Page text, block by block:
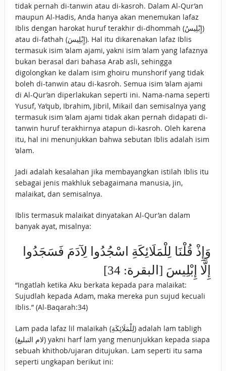
tidak pernah di-tanwin atau di-kasroh. Dalam Al-Qur’an
maupun Al-Hadis, Anda hanya akan menemukan lafaz
Iblis dengan harokat huruf terakhir di-dhommah (إِبْلِيسُ)
atau di-fathah (إِبْلِيسَ). Hal itu dikarenakan lafaz Iblis
termasuk isim ‘alam ajami, yakni isim ‘alam yang lafaznya
bukan berasal dari bahasa Arab asli, sehingga
digolongkan ke dalam isim ghoiru munshorif yang tidak
boleh di-tanwin atau di-kasroh. Semua isim ‘alam ajami
di Al-Qur’an diperlakukan seperti ini. Nama-nama seperti
Yusuf, Ya’qub, Ibrahim, Jibril, Mikail dan semisalnya yang
termasuk isim ‘alam ajami tidak akan pernah didapati di-
tanwin huruf terakhirnya atapun di-kasroh. Oleh karena
itu, hal ini menunjukkan bahwa sebutan Iblis adalah isim
‘alam.
Jadi adalah kesalahan jika membayangkan istilah Iblis itu
sebagai jenis makhluk sebagaimana manusia, jin,
malaikat, dan semisalnya.
Iblis termasuk malaikat dinyatakan Al-Qur’an dalam
banyak ayat, misalnya:
وَإِذْ قُلْنَا لِلْمَلَائِكَةِ اسْجُدُوا لِآدَمَ فَسَجَدُوا
إِلَّا إِبْلِيسَ [البقرة: 34]
“Ingatlah ketika Aku berkata kepada para malaikat:
Sujudlah kepada Adam, maka mereka pun sujud kecuali
Iblis.” (Al-Baqarah:34)
Lam pada lafaz lil malaikah (لِلْمَلَائِكَةِ) adalah lam tabligh
(لام التبليغ) yakni harf lam yang menunjukkan kepada siapa
sebuah khithob/ujaran ditujukan. Lam seperti itu sama
seperti ungkapan berikut ini: